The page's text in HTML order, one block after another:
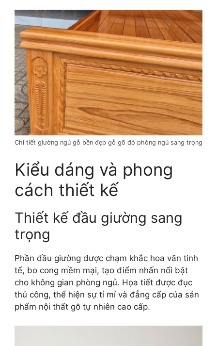
Chi tiết giường ngủ gỗ bền đẹp gỗ gõ đỏ phòng ngủ sang trọng
Kiểu dáng và phong
cách thiết kế
Thiết kế đầu giường sang
trọng
Phần đầu giường được chạm khắc hoa văn tinh
tế, bo cong mềm mại, tạo điểm nhấn nổi bật
cho không gian phòng ngủ. Họa tiết được đục
thủ công, thể hiện sự tỉ mỉ và đẳng cấp của sản
phẩm nội thất gỗ tự nhiên cao cấp.